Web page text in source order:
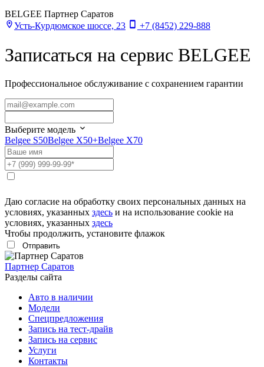
BELGEE Партнер Саратов
Усть-Курдюмское шоссе, 23
+7 (8452) 229-888
Записаться на сервис BELGEE
Профессиональное обслуживание с сохранением гарантии
Выберите модель
Belgee S50Belgee X50+Belgee X70
Даю согласие на обработку своих персональных данных на
условиях, указанных здесь и на использование cookie на
условиях, указанных здесь
Чтобы продолжить, установите флажок
Партнер Саратов
Разделы сайта
Авто в наличии
Модели
Спецпредложения
Запись на тест-драйв
Запись на сервис
Услуги
Контакты